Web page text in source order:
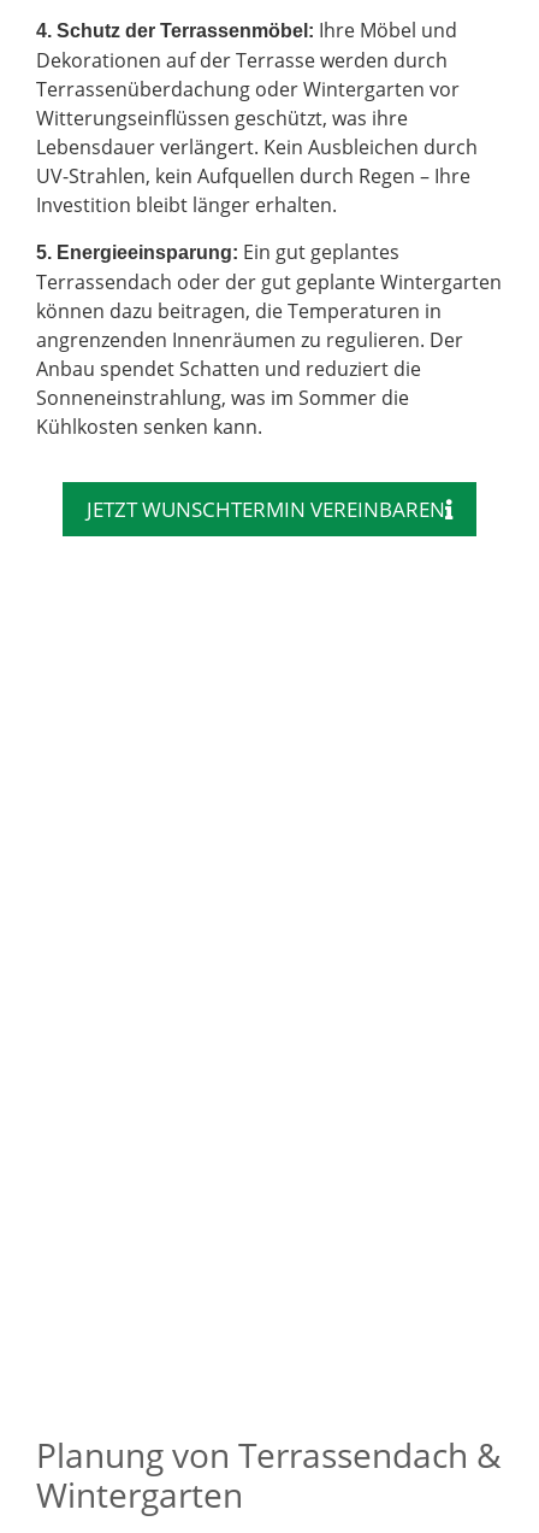
4. Schutz der Terrassenmöbel: Ihre Möbel und
Dekorationen auf der Terrasse werden durch
Terrassenüberdachung oder Wintergarten vor
Witterungseinflüssen geschützt, was ihre
Lebensdauer verlängert. Kein Ausbleichen durch
UV-Strahlen, kein Aufquellen durch Regen – Ihre
Investition bleibt länger erhalten.
5. Energieeinsparung: Ein gut geplantes
Terrassendach oder der gut geplante Wintergarten
können dazu beitragen, die Temperaturen in
angrenzenden Innenräumen zu regulieren. Der
Anbau spendet Schatten und reduziert die
Sonneneinstrahlung, was im Sommer die
Kühlkosten senken kann.
JETZT WUNSCHTERMIN VEREINBAREN
Planung von Terrassendach &
Wintergarten